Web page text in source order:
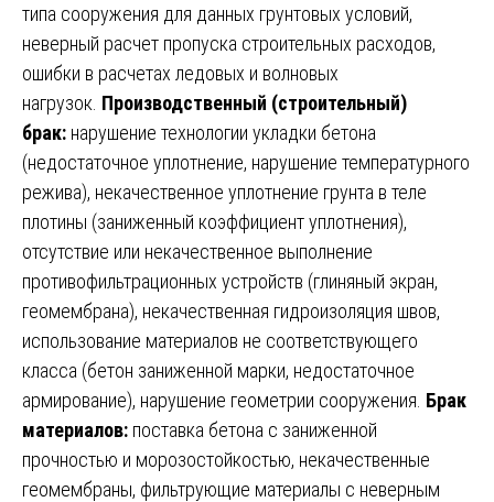
типа сооружения для данных грунтовых условий,
неверный расчет пропуска строительных расходов,
ошибки в расчетах ледовых и волновых
нагрузок. Производственный (строительный)
брак: нарушение технологии укладки бетона
(недостаточное уплотнение, нарушение температурного
режива), некачественное уплотнение грунта в теле
плотины (заниженный коэффициент уплотнения),
отсутствие или некачественное выполнение
противофильтрационных устройств (глиняный экран,
геомембрана), некачественная гидроизоляция швов,
использование материалов не соответствующего
класса (бетон заниженной марки, недостаточное
армирование), нарушение геометрии сооружения. Брак
материалов: поставка бетона с заниженной
прочностью и морозостойкостью, некачественные
геомембраны, фильтрующие материалы с неверным